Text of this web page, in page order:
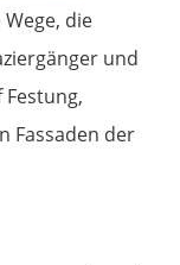
die
und
Fassaden der